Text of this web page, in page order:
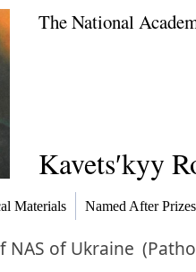
The National
Kavetsʹkyy
Materials Named After Prizes
NAS of Ukraine